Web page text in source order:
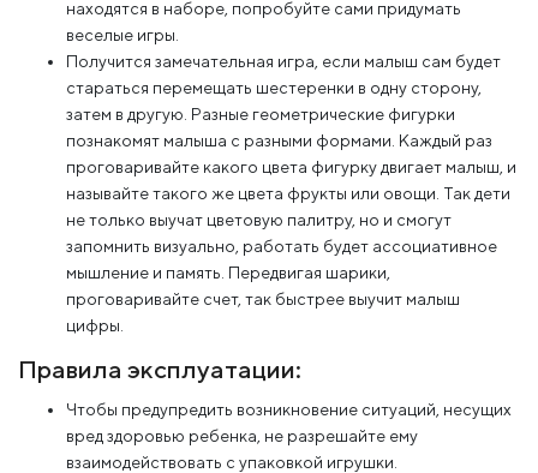
находятся в наборе, попробуйте сами придумать
веселые игры.
Получится замечательная игра, если малыш сам будет
стараться перемещать шестеренки в одну сторону,
затем в другую. Разные геометрические фигурки
познакомят малыша с разными формами. Каждый раз
проговаривайте какого цвета фигурку двигает малыш, и
называйте такого же цвета фрукты или овощи. Так дети
не только выучат цветовую палитру, но и смогут
запомнить визуально, работать будет ассоциативное
мышление и память. Передвигая шарики,
проговаривайте счет, так быстрее выучит малыш
цифры.
Правила эксплуатации:
Чтобы предупредить возникновение ситуаций, несущих
вред здоровью ребенка, не разрешайте ему
взаимодействовать с упаковкой игрушки.